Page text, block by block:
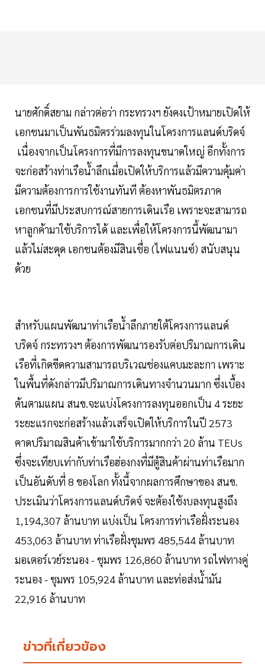
นายศักดิ์สยาม กล่าวต่อว่า กระทรวงฯ ยังคงเป้าหมายเปิดให้
เอกชนมาเป็นพันธมิตรร่วมลงทุนในโครงการแลนด์บริดจ์
เนื่องจากเป็นโครงการที่มีการลงทุนขนาดใหญ่ อีกทั้งการ
จะก่อสร้างท่าเรือน้ำลึกเมื่อเปิดให้บริการแล้วมีความคุ้มค่า
มีความต้องการการใช้งานทันที ต้องหาพันธมิตรภาค
เอกชนที่มีประสบการณ์สายการเดินเรือ เพราะจะสามารถ
หาลูกค้ามาใช้บริการได้ และเพื่อให้โครงการนี้พัฒนามา
แล้วไม่สะดุด เอกชนต้องมีสินเชื่อ (ไฟแนนซ์) สนับสนุน
ด้วย
สำหรับแผนพัฒนาท่าเรือน้ำลึกภายใต้โครงการแลนด์
บริดจ์ กระทรวงฯ ต้องการพัฒนารองรับต่อปริมาณการเดิน
เรือที่เกิดขีดความสามารถบริเวณช่องแคบมะละกา เพราะ
ในพื้นที่ดังกล่าวมีปริมาณการเดินทางจำนวนมาก ซึ่งเบื้อง
ต้นตามแผน สนข.จะแบ่งโครงการลงทุนออกเป็น 4 ระยะ
ระยะแรกจะก่อสร้างแล้วเสร็จเปิดให้บริการในปี 2573
คาดปริมาณสินค้าเข้ามาใช้บริการมากกว่า 20 ล้าน TEUs
ซึ่งจะเทียบเท่ากับท่าเรือฮ่องกงที่มีตู้สินค้าผ่านท่าเรือมาก
เป็นอันดับที่ 8 ของโลก ทั้งนี้จากผลการศึกษาของ สนข.
ประเมินว่าโครงการแลนด์บริดจ์ จะต้องใช้งบลงทุนสูงถึง
1,194,307 ล้านบาท แบ่งเป็น โครงการท่าเรือฝั่งระนอง
453,063 ล้านบาท ท่าเรือฝั่งชุมพร 485,544 ล้านบาท
มอเตอร์เวย์ระนอง - ชุมพร 126,860 ล้านบาท รถไฟทางคู่
ระนอง - ชุมพร 105,924 ล้านบาท และท่อส่งน้ำมัน
22,916 ล้านบาท
ข่าวที่เกี่ยวข้อง